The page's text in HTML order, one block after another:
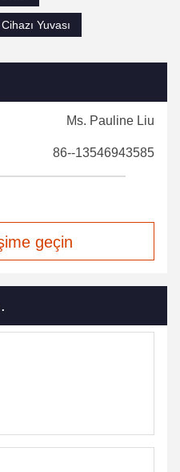
Yuvası
Ms. Pauline Liu
86--13546943585
geçin